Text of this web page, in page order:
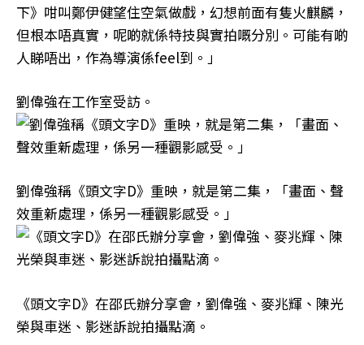
下》咁叫鄭伊健望住空氣做戲，幻想前面有隻火麒麟，
但根本唔真實，呢啲就係特技與實拍嘅分別。可能有啲
人睇唔出，作為導演係feel到。」
劉偉強在工作室受訪。
劉偉強稱《頭文字D》重映，就是第二集，「畫面、聲
效重新處理，係另一種觀影感受。」
《頭文字D》在邵氏辦分享會，劉偉強、麥兆輝、陳光
榮與車迷、影迷訴說拍攝點滴。